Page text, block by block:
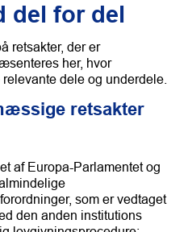
del for del
retsakter, der er
her, hvor
dele og underdele.
retsakter
af Europa-Parlamentet og
som er vedtaget
den anden institutions